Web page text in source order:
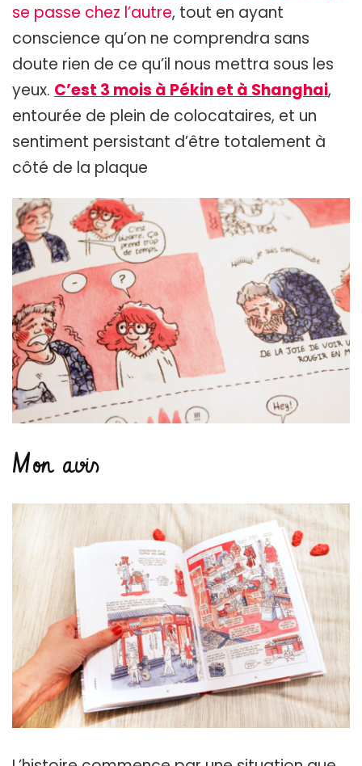
se passe chez l’autre, tout en ayant
conscience qu’on ne comprendra sans
doute rien de ce qu’il nous mettra sous les
yeux. C’est 3 mois à Pékin et à Shanghai,
entourée de plein de colocataires, et un
sentiment persistant d’être totalement à
côté de la plaque
Mon avis